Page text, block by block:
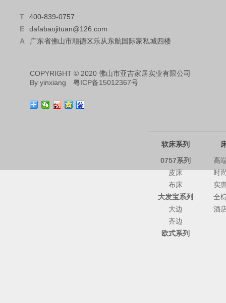
T
400-839-0757
E
dafabaojituan@126.com
A
广东省佛山市顺德区乐从东航国际家私城四楼
COPYRIGHT © 2020 佛山市亚吉家居实业有限公司
Byyinxiang 粤ICP备15012367号
软床系列
0757系列
皮床
布床
大发宝系列
大边
齐边
欧式系列
高
时
实
全
酒